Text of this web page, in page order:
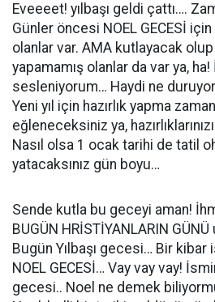
Eveeeet! yılbaşı geldi çattı….
Günler öncesi NOEL GECESİ için
olanlar var. AMA kutlayacak olup
yapamamış olanlar da var ya,
sesleniyorum… Haydi ne
Yeni yıl için hazırlık yapma
eğleneceksiniz ya,
Nasıl olsa 1 ocak tarihi de tatil
yatacaksınız gün boyu…
Sende kutla bu geceyi aman!
BUGÜN HRİSTİYANLARIN
Bugün Yılbaşı gecesi… Bir kibar
NOEL GECESİ… Vay vay vay!
gecesi.. Noel ne demek